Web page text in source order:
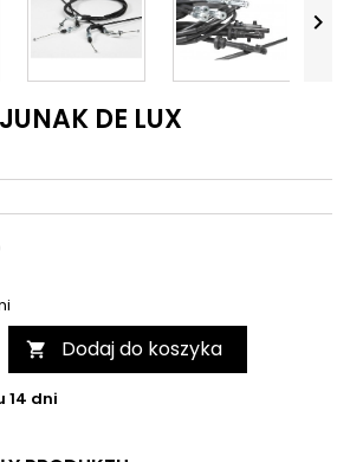


DE LUX
 Dodaj do koszyka
14 dni